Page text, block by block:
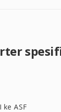
ke ASF